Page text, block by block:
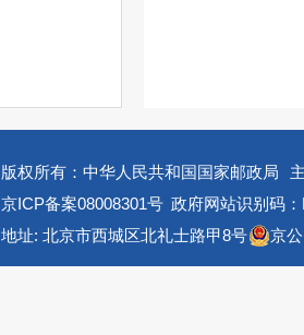
版权所有：中华人民共和国国家邮政局
京ICP备案08008301号 政府网站识别码
地址: 北京市西城区北礼士路甲8号
京